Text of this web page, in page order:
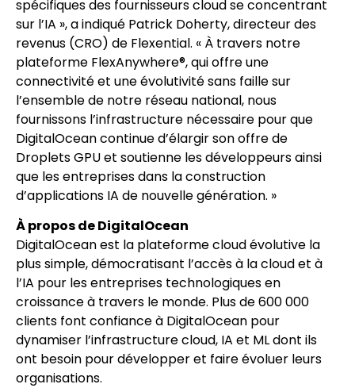
spécifiques des fournisseurs cloud se concentrant
sur l’IA », a indiqué Patrick Doherty, directeur des
revenus (CRO) de Flexential. « À travers notre
plateforme FlexAnywhere®, qui offre une
connectivité et une évolutivité sans faille sur
l’ensemble de notre réseau national, nous
fournissons l’infrastructure nécessaire pour que
DigitalOcean continue d’élargir son offre de
Droplets GPU et soutienne les développeurs ainsi
que les entreprises dans la construction
d’applications IA de nouvelle génération. »
À propos de DigitalOcean
DigitalOcean est la plateforme cloud évolutive la
plus simple, démocratisant l’accès à la cloud et à
l’IA pour les entreprises technologiques en
croissance à travers le monde. Plus de 600 000
clients font confiance à DigitalOcean pour
dynamiser l’infrastructure cloud, IA et ML dont ils
ont besoin pour développer et faire évoluer leurs
organisations.